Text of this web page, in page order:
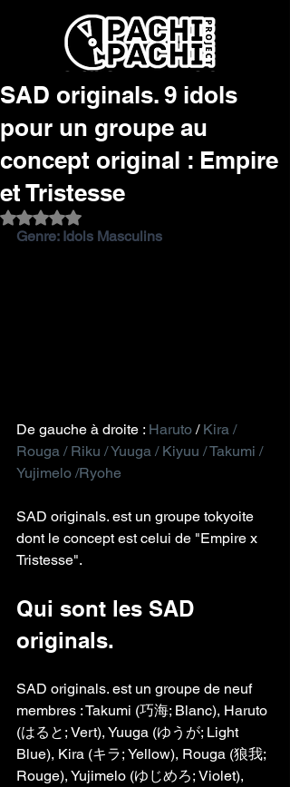
SAD originals. 9 idols
pour un groupe au
concept original : Empire
et Tristesse
Noté NaN étoiles sur 5.
Genre: Idols Masculins
De gauche à droite : Haruto / Kira /
Rouga / Riku / Yuuga / Kiyuu / Takumi /
Yujimelo /Ryohe
SAD originals. est un groupe tokyoite
dont le concept est celui de "Empire x
Tristesse".
Qui sont les SAD
originals.
SAD originals. est un groupe de neuf
membres : Takumi (巧海; Blanc), Haruto
(はると; Vert), Yuuga (ゆうが; Light
Blue), Kira (キラ; Yellow), Rouga (狼我;
Rouge), Yujimelo (ゆじめろ; Violet),